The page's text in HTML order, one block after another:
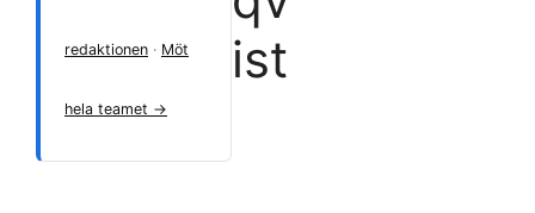
redaktionen · Möt
hela teamet →